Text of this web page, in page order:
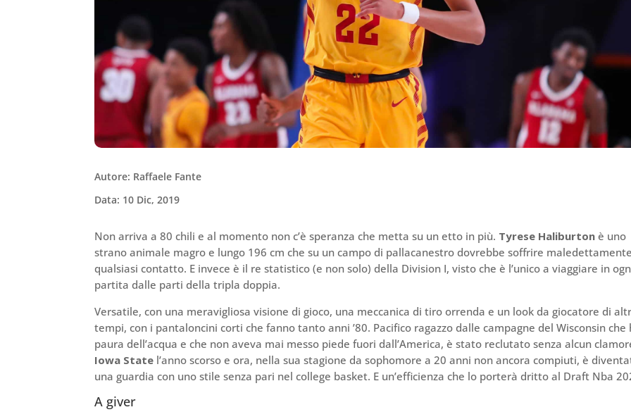
Autore: Raffaele Fante
Data: 10 Dic, 2019
Non arriva a 80 chili e al momento non c’è speranza che metta su un etto in più. Tyrese Haliburton è uno
strano animale magro e lungo 196 cm che su un campo di pallacanestro dovrebbe soffrire
qualsiasi contatto. E invece è il re statistico (e non solo) della Division I, visto che è l’unico a viaggiare in
partita dalle parti della tripla doppia.
Versatile, con una meravigliosa visione di gioco, una meccanica di tiro orrenda e un look da giocatore di
tempi, con i pantaloncini corti che fanno tanto anni ’80. Pacifico ragazzo dalle campagne del Wisconsin che
paura dell’acqua e che non aveva mai messo piede fuori dall’America, è stato reclutato senza alcun
Iowa State l’anno scorso e ora, nella sua stagione da sophomore a 20 anni non ancora compiuti, è
una guardia con uno stile senza pari nel college basket. E un’efficienza che lo porterà dritto al Draft Nba
A giver